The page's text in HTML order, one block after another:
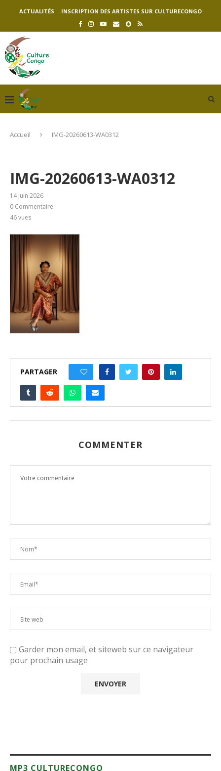
ACTUALITÉS INSCRIPTION DES ARTISTES SUR CULTURECONGO
Accueil IMG-20260613-WA0312
IMG-20260613-WA0312
14 juin 2026
0 Commentaire
46vues
PARTAGER
COMMENTER
Garder mon email, et siteweb sur ce navigateur
pour prochain usage
MP3 CULTURECONGO